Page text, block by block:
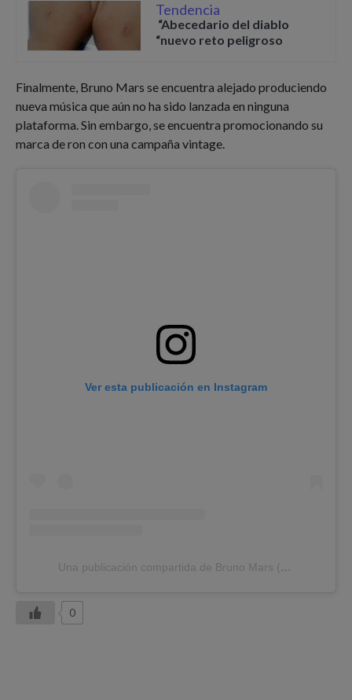
Tendencia
“Abecedario del diablo
“nuevo reto peligroso
Finalmente, Bruno Mars se encuentra alejado produciendo
nueva música que aún no ha sido lanzada en ninguna
plataforma. Sin embargo, se encuentra promocionando su
marca de ron con una campaña vintage.
Ver esta publicación en Instagram
Una publicación compartida de Bruno Mars (@brunomars)
0